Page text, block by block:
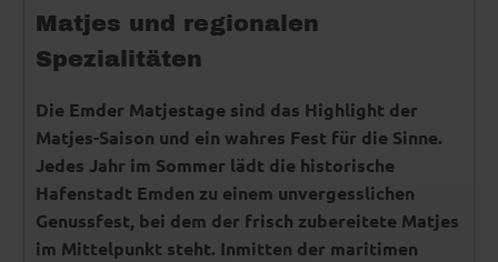
Matjes und regionalen
Spezialitäten
Die Emder Matjestage sind das Highlight der
Matjes-Saison und ein wahres Fest für die Sinne.
Jedes Jahr im Sommer lädt die historische
Hafenstadt Emden zu einem unvergesslichen
Genussfest, bei dem der frisch zubereitete Matjes
im Mittelpunkt steht. Inmitten der maritimen